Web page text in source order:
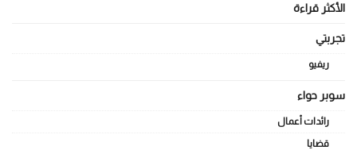
الأكثر قراءة
تجربتي
ريفيو
سوبر حواء
رائدات أعمال
قضايا